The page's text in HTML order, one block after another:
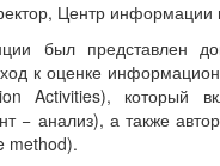
Центр
был представлен
к оценке
Activities), который
− анализ), а также
method).